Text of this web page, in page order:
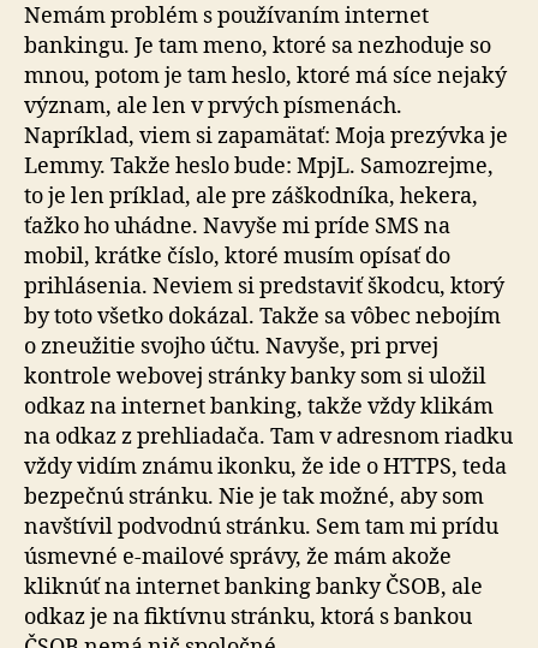
Nemám problém s používaním internet
bankingu. Je tam meno, ktoré sa nezhoduje so
mnou, potom je tam heslo, ktoré má síce nejaký
význam, ale len v prvých písmenách.
Napríklad, viem si zapamätať: Moja prezývka je
Lemmy. Takže heslo bude: MpjL. Samozrejme,
to je len príklad, ale pre záškodníka, hekera,
ťažko ho uhádne. Navyše mi príde SMS na
mobil, krátke číslo, ktoré musím opísať do
prihlásenia. Neviem si predstaviť škodcu, ktorý
by toto všetko dokázal. Takže sa vôbec nebojím
o zneužitie svojho účtu. Navyše, pri prvej
kontrole webovej stránky banky som si uložil
odkaz na internet banking, takže vždy klikám
na odkaz z prehliadača. Tam v adresnom riadku
vždy vidím známu ikonku, že ide o HTTPS, teda
bezpečnú stránku. Nie je tak možné, aby som
navštívil podvodnú stránku. Sem tam mi prídu
úsmevné e-mailové správy, že mám akože
kliknúť na internet banking banky ČSOB, ale
odkaz je na fiktívnu stránku, ktorá s bankou